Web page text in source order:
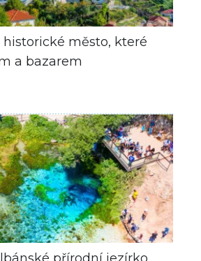
historické město, které
a bazarem